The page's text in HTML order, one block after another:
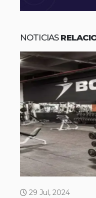
NOTICIAS
29 Jul, 2024